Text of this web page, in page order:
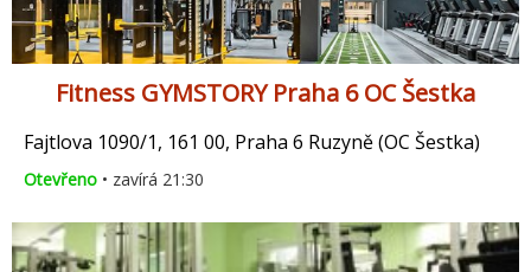
Fitness GYMSTORY Praha 6 OC Šestka
Fajtlova 1090/1, 161 00, Praha 6 Ruzyně (OC Šestka)
Otevřeno • zavírá 21:30